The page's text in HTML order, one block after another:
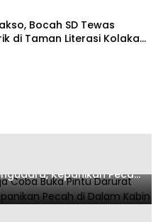
Bocah SD Tewas
di Taman Literasi Kolaka
Coba Buka Pintu
Kepanikan Pecah